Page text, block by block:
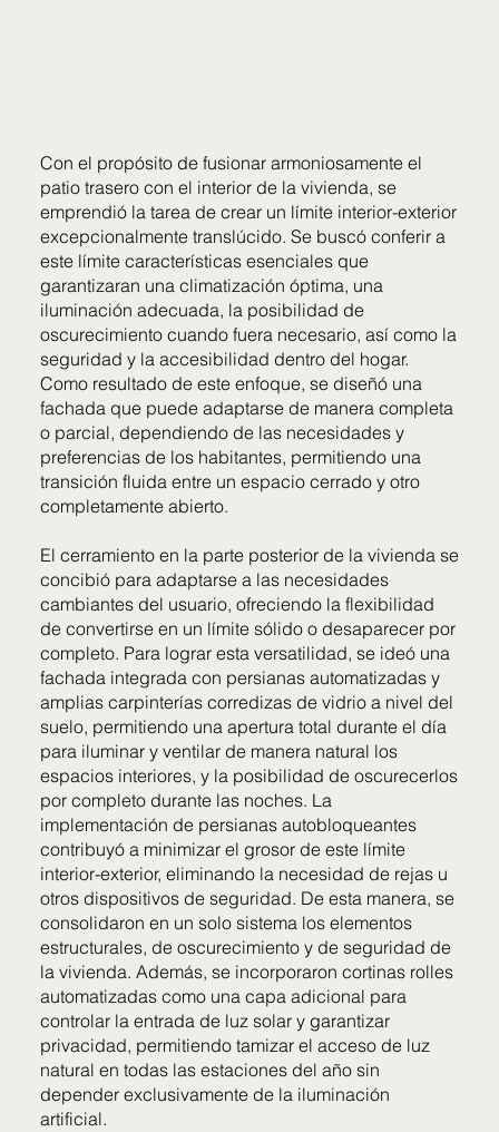
Con el propósito de fusionar armoniosamente el
patio trasero con el interior de la vivienda, se
emprendió la tarea de crear un límite interior-exterior
excepcionalmente translúcido. Se buscó conferir a
este límite características esenciales que
garantizaran una climatización óptima, una
iluminación adecuada, la posibilidad de
oscurecimiento cuando fuera necesario, así como la
seguridad y la accesibilidad dentro del hogar.
Como resultado de este enfoque, se diseñó una
fachada que puede adaptarse de manera completa
o parcial, dependiendo de las necesidades y
preferencias de los habitantes, permitiendo una
transición fluida entre un espacio cerrado y otro
completamente abierto.
El cerramiento en la parte posterior de la vivienda se
concibió para adaptarse a las necesidades
cambiantes del usuario, ofreciendo la flexibilidad
de convertirse en un límite sólido o desaparecer por
completo. Para lograr esta versatilidad, se ideó una
fachada integrada con persianas automatizadas y
amplias carpinterías corredizas de vidrio a nivel del
suelo, permitiendo una apertura total durante el día
para iluminar y ventilar de manera natural los
espacios interiores, y la posibilidad de oscurecerlos
por completo durante las noches. La
implementación de persianas autobloqueantes
contribuyó a minimizar el grosor de este límite
interior-exterior, eliminando la necesidad de rejas u
otros dispositivos de seguridad. De esta manera, se
consolidaron en un solo sistema los elementos
estructurales, de oscurecimiento y de seguridad de
la vivienda. Además, se incorporaron cortinas rolles
automatizadas como una capa adicional para
controlar la entrada de luz solar y garantizar
privacidad, permitiendo tamizar el acceso de luz
natural en todas las estaciones del año sin
depender exclusivamente de la iluminación
artificial.